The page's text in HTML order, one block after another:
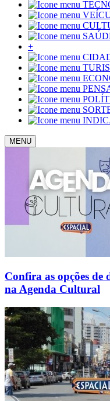
+
MENU
Confira as opções de
na Agenda Cultural